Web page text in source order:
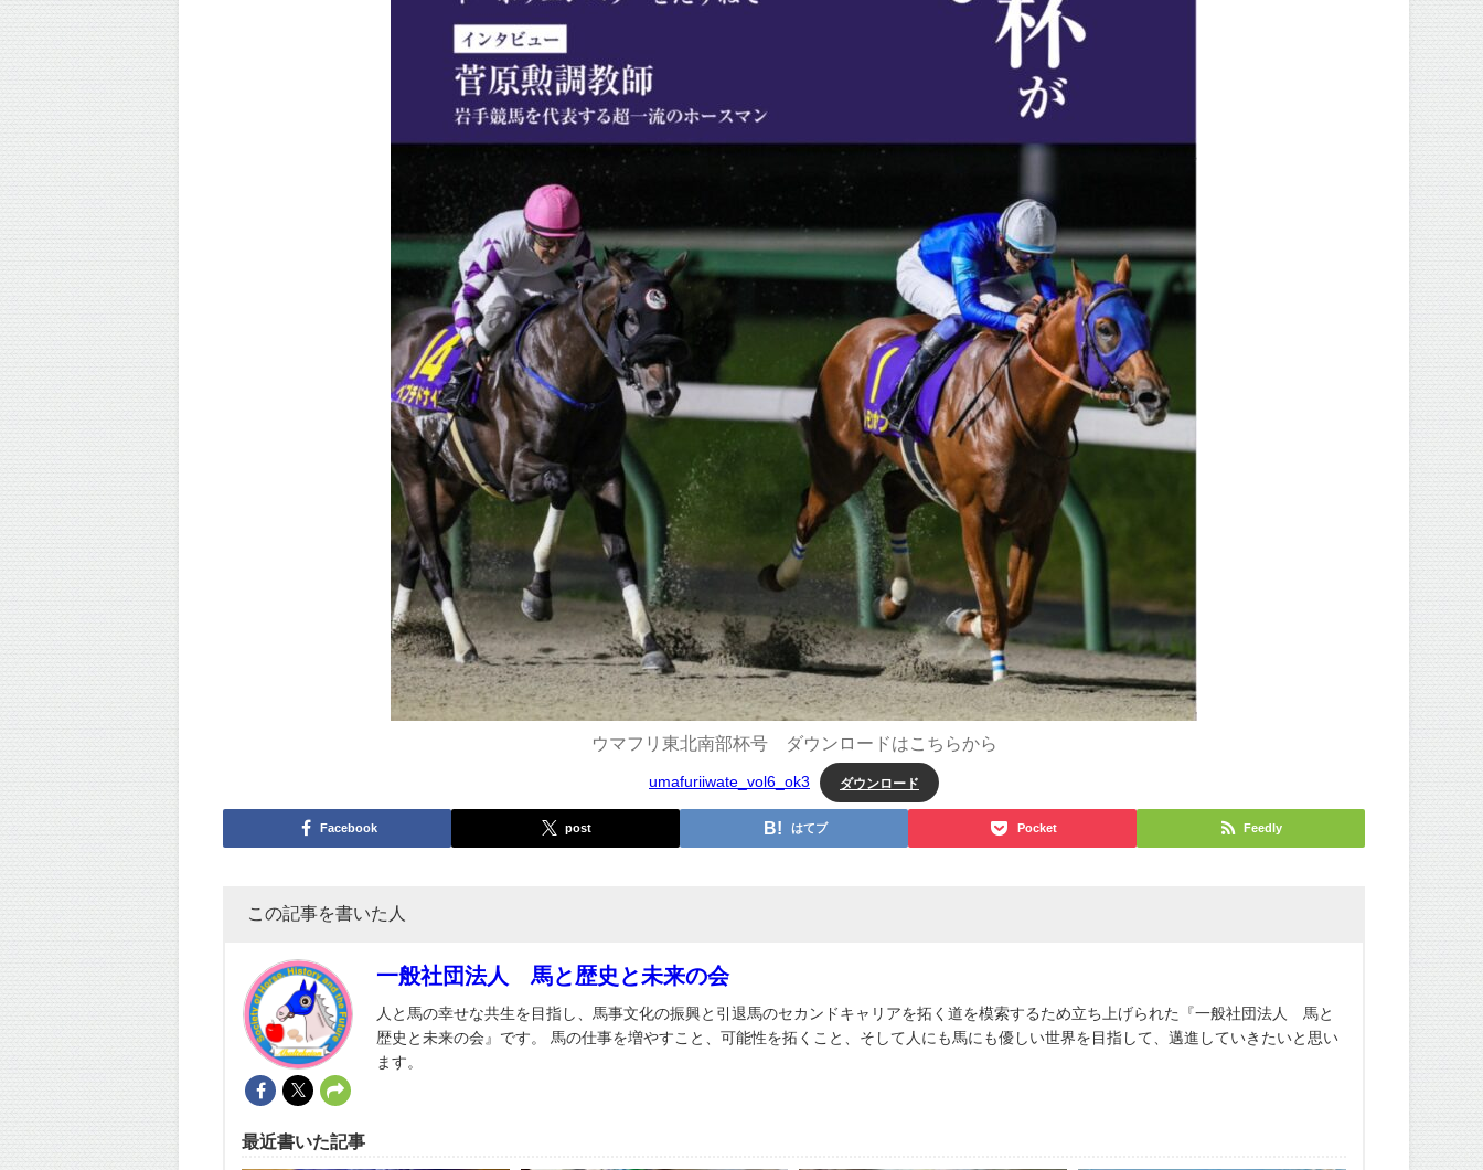
ウマフリ東北南部杯号 ダウンロードはこちらから
umafuriiwate_vol6_ok3 ダウンロード
Facebook post はてブ Pocket Feedly
この記事を書いた人
一般社団法人 馬と歴史と未来の会
人と馬の幸せな共生を目指し、馬事文化の振興と引退馬のセカンドキャリアを拓く道を模索するため立ち上げられた『一般社団法人 馬と
歴史と未来の会』です。 馬の仕事を増やすこと、可能性を拓くこと、そして人にも馬にも優しい世界を目指して、邁進していきたいと思い
ます。
最近書いた記事